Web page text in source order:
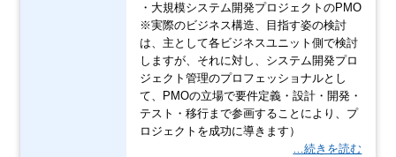
・大規模システム開発プロジェクトのPMO
※実際のビジネス構造、目指す姿の検討
は、主として各ビジネスユニット側で検討
しますが、それに対し、システム開発プロ
ジェクト管理のプロフェッショナルとし
て、PMOの立場で要件定義・設計・開発・
テスト・移行まで参画することにより、プ
ロジェクトを成功に導きます）
…続きを読む